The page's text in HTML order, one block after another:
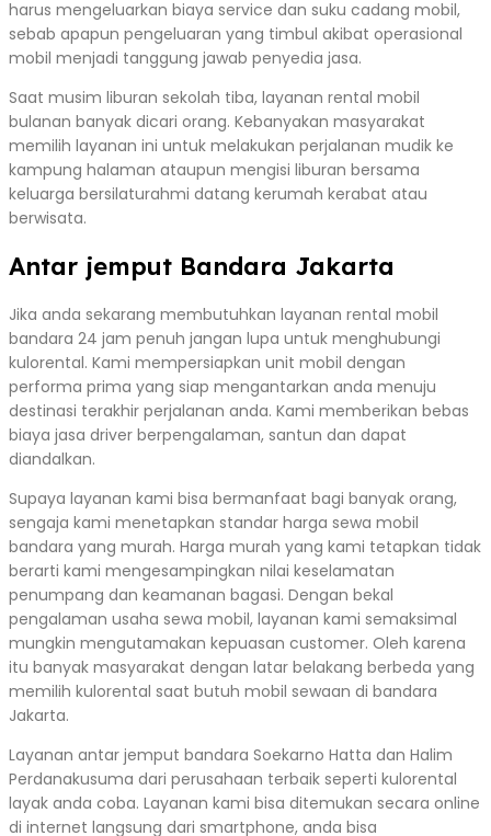
harus mengeluarkan biaya service dan suku cadang mobil,
sebab apapun pengeluaran yang timbul akibat operasional
mobil menjadi tanggung jawab penyedia jasa.
Saat musim liburan sekolah tiba, layanan rental mobil
bulanan banyak dicari orang. Kebanyakan masyarakat
memilih layanan ini untuk melakukan perjalanan mudik ke
kampung halaman ataupun mengisi liburan bersama
keluarga bersilaturahmi datang kerumah kerabat atau
berwisata.
Antar jemput Bandara Jakarta
Jika anda sekarang membutuhkan layanan rental mobil
bandara 24 jam penuh jangan lupa untuk menghubungi
kulorental. Kami mempersiapkan unit mobil dengan
performa prima yang siap mengantarkan anda menuju
destinasi terakhir perjalanan anda. Kami memberikan bebas
biaya jasa driver berpengalaman, santun dan dapat
diandalkan.
Supaya layanan kami bisa bermanfaat bagi banyak orang,
sengaja kami menetapkan standar harga sewa mobil
bandara yang murah. Harga murah yang kami tetapkan tidak
berarti kami mengesampingkan nilai keselamatan
penumpang dan keamanan bagasi. Dengan bekal
pengalaman usaha sewa mobil, layanan kami semaksimal
mungkin mengutamakan kepuasan customer. Oleh karena
itu banyak masyarakat dengan latar belakang berbeda yang
memilih kulorental saat butuh mobil sewaan di bandara
Jakarta.
Layanan antar jemput bandara Soekarno Hatta dan Halim
Perdanakusuma dari perusahaan terbaik seperti kulorental
layak anda coba. Layanan kami bisa ditemukan secara online
di internet langsung dari smartphone, anda bisa